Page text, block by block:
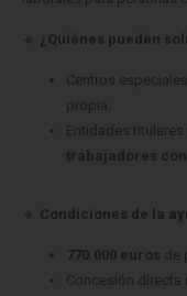
🔹 ¿Quiénes pueden
Centros
propia.
Entidades
trabajadores
🔹 Condiciones de la
770.000 euros de
Concesión directa